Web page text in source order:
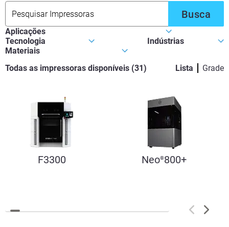
Busca
Todas as impressoras disponíveis (31) Lista Grade
F3300 Neo®800+